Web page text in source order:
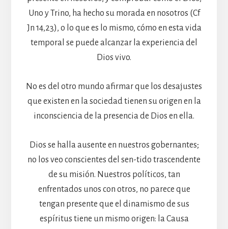
Uno y Trino, ha hecho su morada en nosotros (Cf
Jn 14,23), o lo que es lo mismo, cómo en esta vida
temporal se puede alcanzar la experiencia del
Dios vivo.
No es del otro mundo afirmar que los desajustes
que existen en la sociedad tienen su origen en la
inconsciencia de la presencia de Dios en ella.
Dios se halla ausente en nuestros gobernantes;
no los veo conscientes del sen-tido trascendente
de su misión. Nuestros políticos, tan
enfrentados unos con otros, no parece que
tengan presente que el dinamismo de sus
espíritus tiene un mismo origen: la Causa